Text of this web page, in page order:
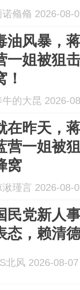
诺翛翛 2026-08-
油风暴，
一姐被狙
！
牛的大昆 2026-
在昨天，
营一姐被
窝
湫瑾言 2026-08-
民党新人
态，赖清
北风 2026-08-07